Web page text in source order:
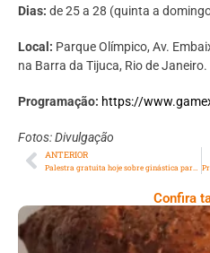
Dias: de 25 a 28 (quinta a
Local: Parque Olímpico, Av.
na Barra da Tijuca, Rio de Janeiro.
Programação: https://
Fotos: Divulgação
ANTERIOR
Palestra gratuita hoje sobre ginástica para o cérebro
Confira